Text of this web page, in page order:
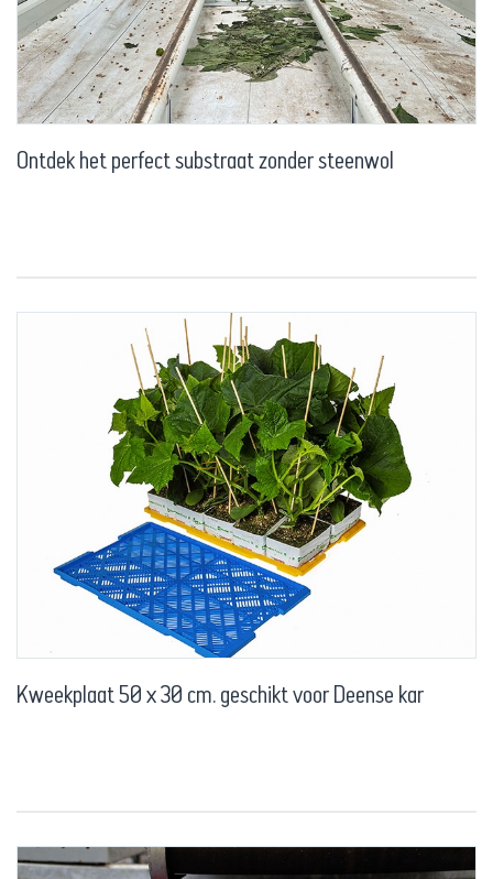
Ontdek het perfect substraat zonder steenwol
Kweekplaat 50 x 30 cm. geschikt voor Deense kar